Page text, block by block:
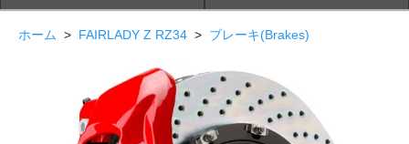
ホーム > FAIRLADY Z RZ34 > ブレーキ(Brakes)